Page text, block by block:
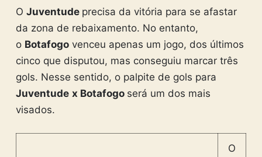
O Juventude precisa da vitória para se afastar
da zona de rebaixamento. No entanto,
o Botafogovenceu apenas um jogo, dos últimos
cinco que disputou, mas conseguiu marcar três
gols. Nesse sentido, o palpite de gols para
Juventude x Botafogo será um dos mais
visados.
O